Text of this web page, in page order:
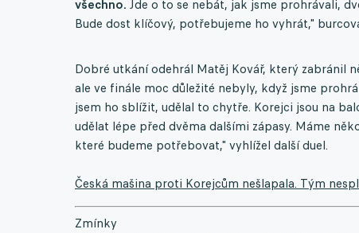
všechno. Jde o to se nebát, jak jsme prohrávali,
Bude dost klíčový, potřebujeme ho vyhrát,"
Dobré utkání odehrál Matěj Kovář, který zabránil
ale ve finále moc důležité nebyly, když jsme
jsem ho sblížit, udělal to chytře. Korejci jsou na
udělat lépe před dvěma dalšími zápasy. Máme
které budeme potřebovat," vyhlížel další duel.
Česká mašina proti Korejcům nešlapala. Tým
Zmínky